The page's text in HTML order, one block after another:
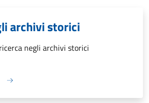
archivi storici
negli archivi storici